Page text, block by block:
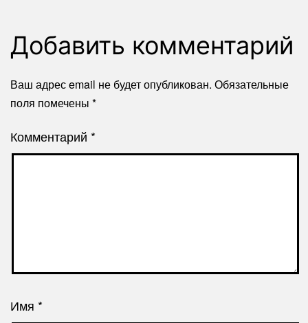
Добавить комментарий
Ваш адрес email не будет опубликован. Обязательные
поля помечены *
Комментарий *
Имя *